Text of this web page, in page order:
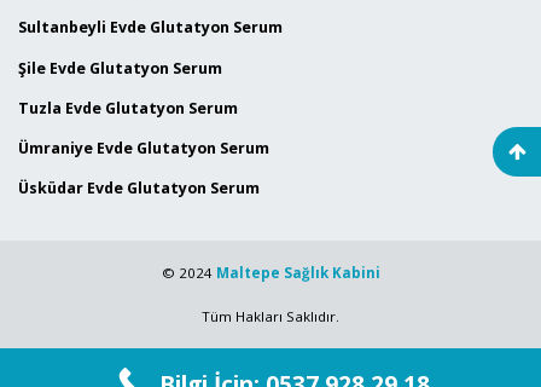
Sultanbeyli Evde Glutatyon Serum
Şile Evde Glutatyon Serum
Tuzla Evde Glutatyon Serum
Ümraniye Evde Glutatyon Serum
Üsküdar Evde Glutatyon Serum
© 2024 Maltepe Sağlık Kabini
Tüm Hakları Saklıdır.